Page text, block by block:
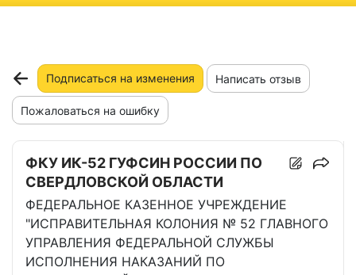
Подписаться на изменения Написать отзыв
Пожаловаться на ошибку
ФКУ ИК-52 ГУФСИН РОССИИ ПО
СВЕРДЛОВСКОЙ ОБЛАСТИ
ФЕДЕРАЛЬНОЕ КАЗЕННОЕ УЧРЕЖДЕНИЕ
"ИСПРАВИТЕЛЬНАЯ КОЛОНИЯ № 52 ГЛАВНОГО
УПРАВЛЕНИЯ ФЕДЕРАЛЬНОЙ СЛУЖБЫ
ИСПОЛНЕНИЯ НАКАЗАНИЙ ПО